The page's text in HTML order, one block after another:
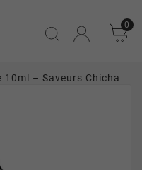
0
10ml – Saveurs Chicha